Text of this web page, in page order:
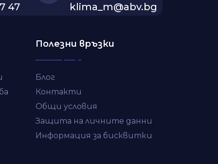
47 klima_m@abv.bg
Полезни връзки
Блог
Контакти
Общи условия
Защита на личните данни
Информация за бисквитки